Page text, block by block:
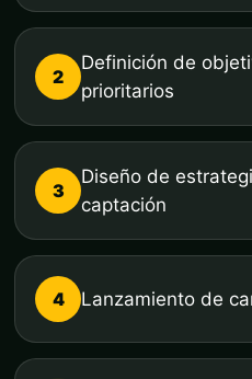
2
Definición de
prioritarios
3
Diseño de
captación
4 Lanzamiento de